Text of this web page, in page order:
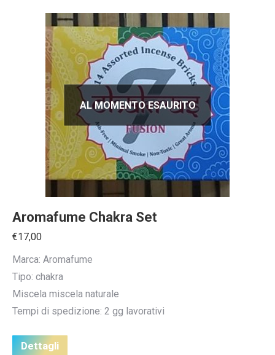
AL MOMENTO ESAURITO
Aromafume Chakra Set
€17,00
Marca: Aromafume
Tipo: chakra
Miscela miscela naturale
Tempi di spedizione: 2 gg lavorativi
Dettagli